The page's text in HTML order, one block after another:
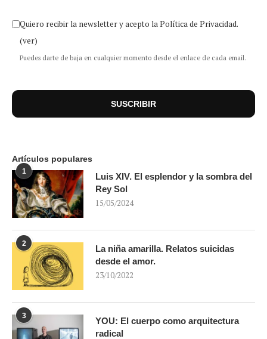
Quiero recibir la newsletter y acepto la Política de Privacidad.
(ver)
Puedes darte de baja en cualquier momento desde el enlace de cada email.
Artículos populares
1
Luis XIV. El esplendor y la sombra del
Rey Sol
15/05/2024
2
La niña amarilla. Relatos suicidas
desde el amor.
23/10/2022
3
YOU: El cuerpo como arquitectura
radical